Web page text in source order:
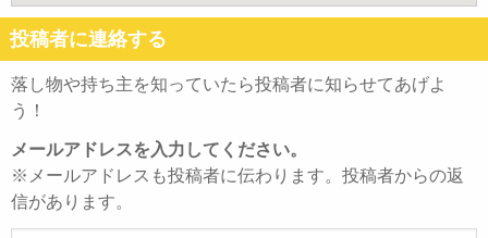
投稿者に連絡する
落し物や持ち主を知っていたら投稿者に知らせてあげよ
う！
メールアドレスを入力してください。
※メールアドレスも投稿者に伝わります。投稿者からの返
信があります。